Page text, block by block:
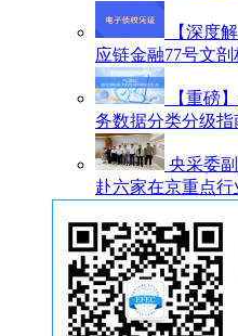
【深度
应链金融77号文剖
【重磅
务数据分类分级指
央采委
赴六家在京重点行